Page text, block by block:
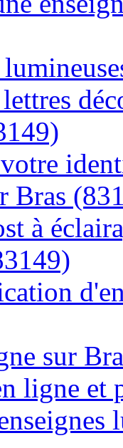
Bras
à
sur
ligne et